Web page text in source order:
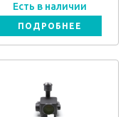
Есть в наличии
ПОДРОБНЕЕ